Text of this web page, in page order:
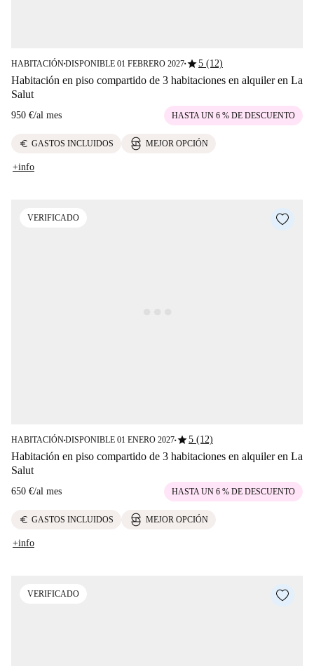
HABITACIÓN■DISPONIBLE 01 FEBRERO 2027■star5 (12)
Habitación en piso compartido de 3 habitaciones en alquiler en La
Salut
950 €/al mes HASTA UN 6 % DE DESCUENTO
euro GASTOS INCLUIDOS MEJOR OPCIÓN
+info
VERIFICADO
HABITACIÓN■DISPONIBLE 01 ENERO 2027■star5 (12)
Habitación en piso compartido de 3 habitaciones en alquiler en La
Salut
650 €/al mes HASTA UN 6 % DE DESCUENTO
euro GASTOS INCLUIDOS MEJOR OPCIÓN
+info
VERIFICADO